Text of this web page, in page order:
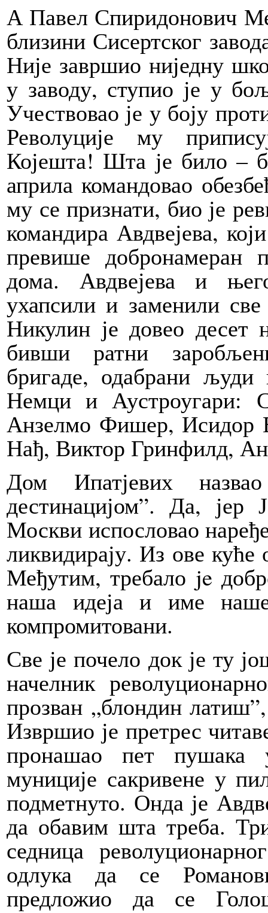
А Павел Спиридонович
близини Сисертског
Није завршио ниједну
у заводу, ступио је у
Учествовао је у боју
Револуције му
Којешта! Шта је било –
априла командовао
му се признати, био је
командира Авдвејева,
превише добронамеран
дома. Авдвејева и
ухапсили и заменили
Никулин је довео
бивши ратни
бригаде, одабрани
Немци и Аустроугари:
Анзелмо Фишер, Исидор
Нађ, Виктор Гринфилд,
Дом Ипатјевих
дестинацијом”. Да,
Москви испословао
ликвидирају. Из ове
Међутим, требало je
наша идеја и име
компромитовани.
Све је почело док је ту
начелник
прозван „блондин
Извршио је претрес
пронашао пет пушака
муниције сакривене у
подметнуто. Онда је
да обавим шта треба.
седница
одлука да се
предложио да се